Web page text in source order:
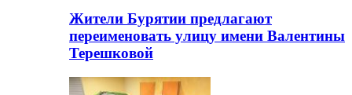
Жители Бурятии предлагают
переименовать улицу имени Валентины
Терешковой